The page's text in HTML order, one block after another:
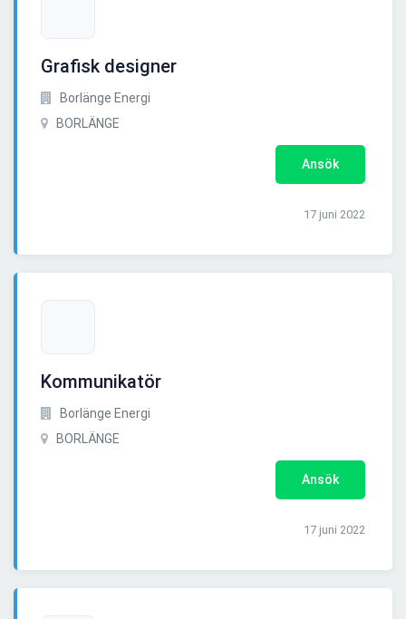
Grafisk designer
Borlänge Energi
BORLÄNGE
Ansök
17 juni 2022
Kommunikatör
Borlänge Energi
BORLÄNGE
Ansök
17 juni 2022